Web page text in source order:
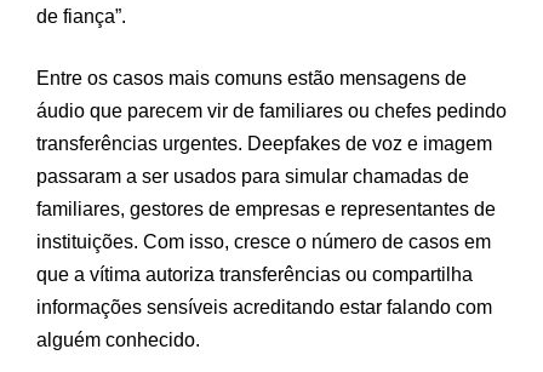
de fiança”.
Entre os casos mais comuns estão mensagens de
áudio que parecem vir de familiares ou chefes pedindo
transferências urgentes. Deepfakes de voz e imagem
passaram a ser usados para simular chamadas de
familiares, gestores de empresas e representantes de
instituições. Com isso, cresce o número de casos em
que a vítima autoriza transferências ou compartilha
informações sensíveis acreditando estar falando com
alguém conhecido.